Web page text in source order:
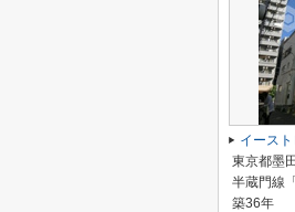
イース
東京都墨
半蔵門線
築36年